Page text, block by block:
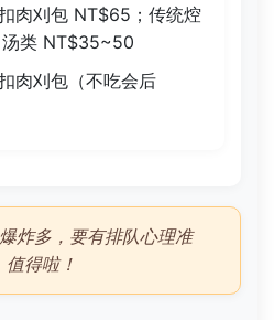
肉刈包 NT$65；传统焢
类 NT$35~50
肉刈包（不吃会后
炸多，要有排队心理准
得啦！